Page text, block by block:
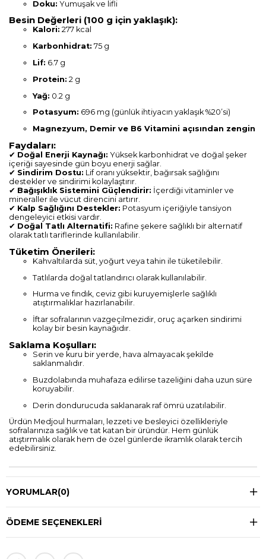
Doku: Yumuşak ve lifli
Besin Değerleri (100 g için yaklaşık):
Kalori: 277 kcal
Karbonhidrat: 75 g
Lif: 6.7 g
Protein: 2 g
Yağ: 0.2 g
Potasyum: 696 mg (günlük ihtiyacın yaklaşık %20’si)
Magnezyum, Demir ve B6 Vitamini açısından zengin
Faydaları:
✔ Doğal Enerji Kaynağı: Yüksek karbonhidrat ve doğal şeker
içeriği sayesinde gün boyu enerji sağlar.
✔ Sindirim Dostu: Lif oranı yüksektir, bağırsak sağlığını
destekler ve sindirimi kolaylaştırır.
✔ Bağışıklık Sistemini Güçlendirir: İçerdiği vitaminler ve
mineraller ile vücut direncini artırır.
✔ Kalp Sağlığını Destekler: Potasyum içeriğiyle tansiyon
dengeleyici etkisi vardır.
✔ Doğal Tatlı Alternatifi: Rafine şekere sağlıklı bir alternatif
olarak tatlı tariflerinde kullanılabilir.
Tüketim Önerileri:
Kahvaltılarda süt, yoğurt veya tahin ile tüketilebilir.
Tatlılarda doğal tatlandırıcı olarak kullanılabilir.
Hurma ve fındık, ceviz gibi kuruyemişlerle sağlıklı
atıştırmalıklar hazırlanabilir.
İftar sofralarının vazgeçilmezidir, oruç açarken sindirimi
kolay bir besin kaynağıdır.
Saklama Koşulları:
Serin ve kuru bir yerde, hava almayacak şekilde
saklanmalıdır.
Buzdolabında muhafaza edilirse tazeliğini daha uzun süre
koruyabilir.
Derin dondurucuda saklanarak raf ömrü uzatılabilir.
Ürdün Medjoul hurmaları, lezzeti ve besleyici özellikleriyle
sofralarınıza sağlık ve tat katan bir üründür. Hem günlük
atıştırmalık olarak hem de özel günlerde ikramlık olarak tercih
edebilirsiniz.
YORUMLAR(0)
ÖDEME SEÇENEKLERI